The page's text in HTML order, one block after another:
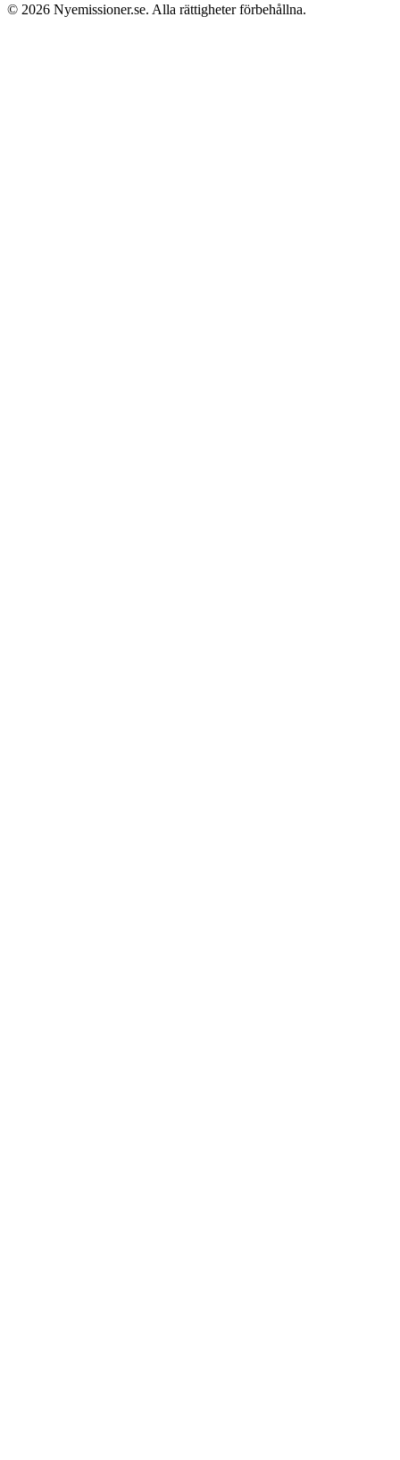
© 2026 Nyemissioner.se. Alla rättigheter förbehållna.